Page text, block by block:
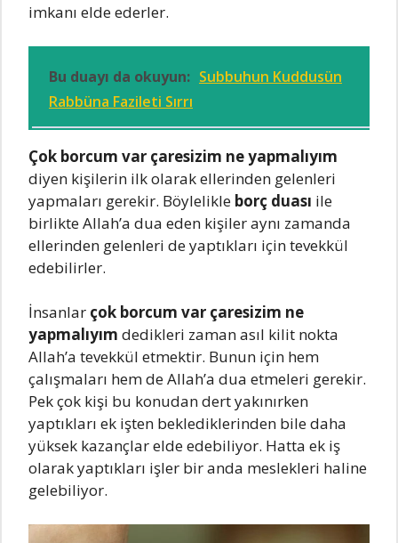
imkanı elde ederler.
Bu duayı da okuyun: Subbuhun Kuddusün
Rabbüna Fazileti Sırrı
Çok borcum var çaresizim ne yapmalıyım
diyen kişilerin ilk olarak ellerinden gelenleri
yapmaları gerekir. Böylelikle borç duası ile
birlikte Allah’a dua eden kişiler aynı zamanda
ellerinden gelenleri de yaptıkları için tevekkül
edebilirler.
İnsanlar çok borcum var çaresizim ne
yapmalıyım dedikleri zaman asıl kilit nokta
Allah’a tevekkül etmektir. Bunun için hem
çalışmaları hem de Allah’a dua etmeleri gerekir.
Pek çok kişi bu konudan dert yakınırken
yaptıkları ek işten beklediklerinden bile daha
yüksek kazançlar elde edebiliyor. Hatta ek iş
olarak yaptıkları işler bir anda meslekleri haline
gelebiliyor.